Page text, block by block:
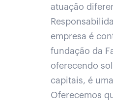
atuação
empresa é
fundação da
oferecendo
capitais, é
Oferecemos